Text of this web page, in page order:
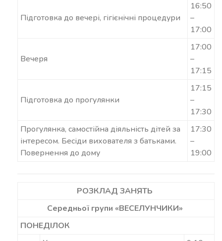
Підготовка до вечері, гігієнічні процедури
16:50
–
17:00
Вечеря
17:00
–
17:15
Підготовка до прогулянки
17:15
–
17:30
Прогулянка, самостійна діяльність дітей за
інтересом. Бесіди вихователя з батьками.
Повернення до дому
17:30
–
19:00
РОЗКЛАД ЗАНЯТЬ
Середньої групи «ВЕСЕЛУНЧИКИ»
ПОНЕДІЛОК